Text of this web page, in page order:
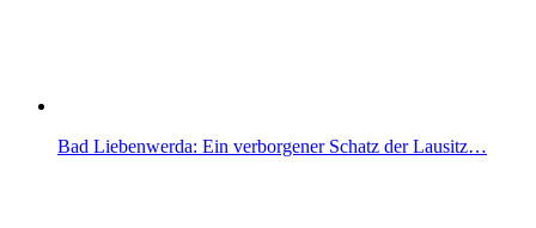
Bad Liebenwerda: Ein verborgener Schatz der Lausitz…